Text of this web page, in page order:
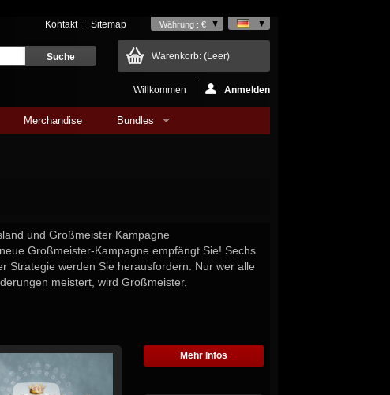
Währung : €
Kontakt Sitemap
Warenkorb: (Leer)
Willkommen Anmelden
Merchandise Bundles
und Großmeister Kampagne
Großmeister-Kampagne empfängt Sie! Sechs
Strategie werden Sie herausfordern. Nur wer alle
meistert, wird Großmeister.
Mehr Infos